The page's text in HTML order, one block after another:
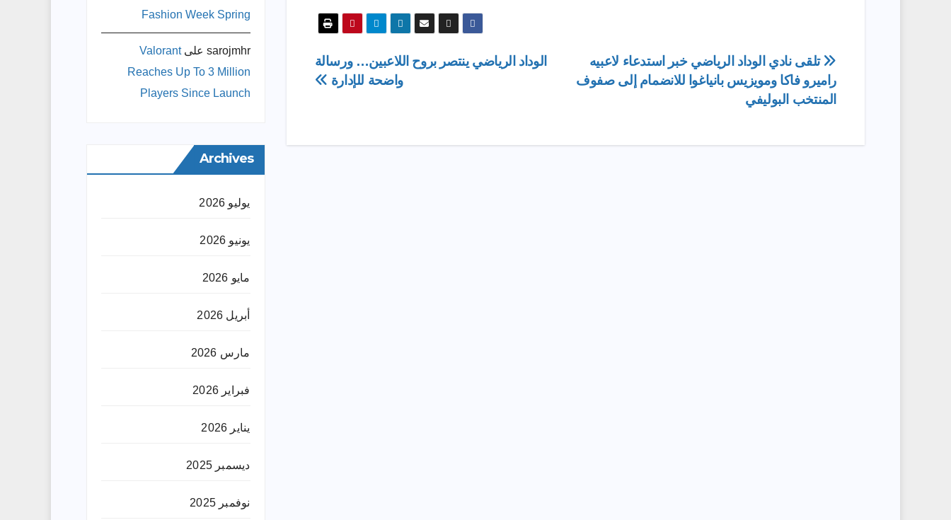
تصفّح
المقالات
الوداد الرياضي ينتصر بروح اللاعبين… ورسالة
واضحة للإدارة
تلقى نادي الوداد الرياضي خبر استدعاء لاعبيه
راميرو فاكا ومويزيس بانياغوا للانضمام إلى صفوف
المنتخب البوليفي
Fashion Week Spring
sarojmhr علىValorant
Reaches Up To 3 Million
Players Since Launch
Archives
يوليو 2026
يونيو 2026
مايو 2026
أبريل 2026
مارس 2026
فبراير 2026
يناير 2026
ديسمبر 2025
نوفمبر 2025